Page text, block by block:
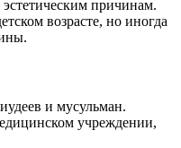
причинам.
возрасте, но иногда
и мусульман.
учреждении,